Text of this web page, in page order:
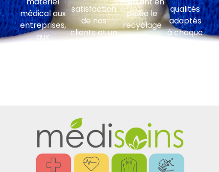
médical aux
entreprises,
aux
satisfaction
de nos
clients et un
place le
recyclage
spécifique
qualités
adaptés
à chaque